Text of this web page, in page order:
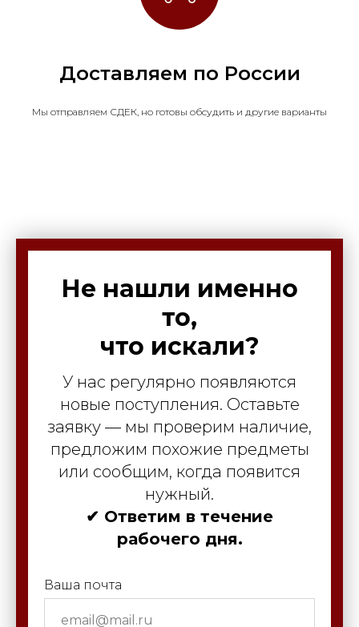
Доставляем по России
Мы отправляем СДЕК, но готовы обсудить и другие варианты
Не нашли именно
то,
что искали?
У нас регулярно появляются
новые поступления. Оставьте
заявку — мы проверим наличие,
предложим похожие предметы
или сообщим, когда появится
нужный.
✔ Ответим в течение
рабочего дня.
Ваша почта